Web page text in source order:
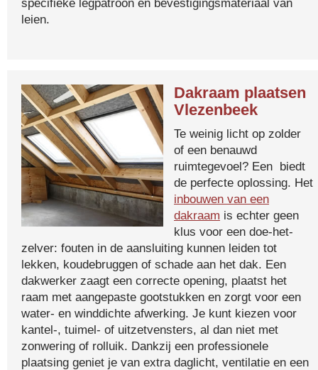
specifieke legpatroon en bevestigingsmateriaal van
leien.
Dakraam plaatsen
Vlezenbeek
Te weinig licht op zolder
of een benauwd
ruimtegevoel? Een biedt
de perfecte oplossing. Het
inbouwen van een
dakraam is echter geen
klus voor een doe-het-
zelver: fouten in de aansluiting kunnen leiden tot
lekken, koudebruggen of schade aan het dak. Een
dakwerker zaagt een correcte opening, plaatst het
raam met aangepaste gootstukken en zorgt voor een
water- en winddichte afwerking. Je kunt kiezen voor
kantel-, tuimel- of uitzetvensters, al dan niet met
zonwering of rolluik. Dankzij een professionele
plaatsing geniet je van extra daglicht, ventilatie en een